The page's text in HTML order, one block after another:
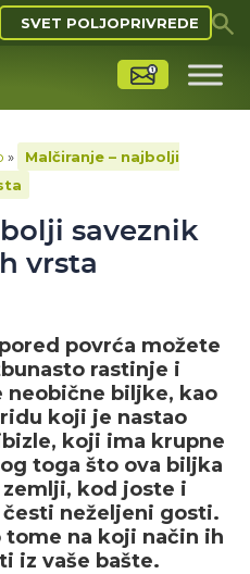
SVET POLJOPRIVREDE
»
Malčiranje – najbolji
saveznik
vrsta
povrća možete
rastinje i
biljke, kao
koji je nastao
koji ima krupne
toga što ova biljka
kod joste i
neželjeni gosti.
tome na koji način ih
iz vaše bašte.